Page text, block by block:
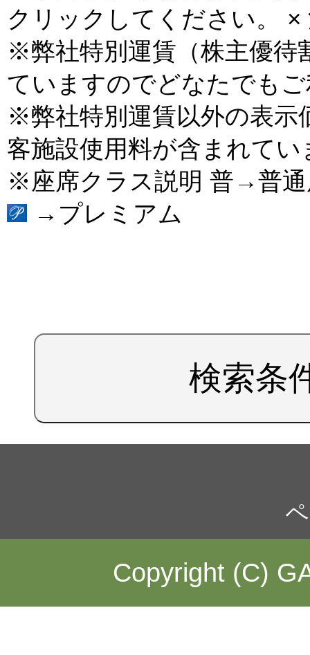
クリックしてください。
※弊社特別運賃（株主優待
ていますのでどなたでも
※弊社特別運賃以外の表示
客施設使用料が含まれてい
※座席クラス説明 普→普
→プレミアム
検索条
Copyright (C)